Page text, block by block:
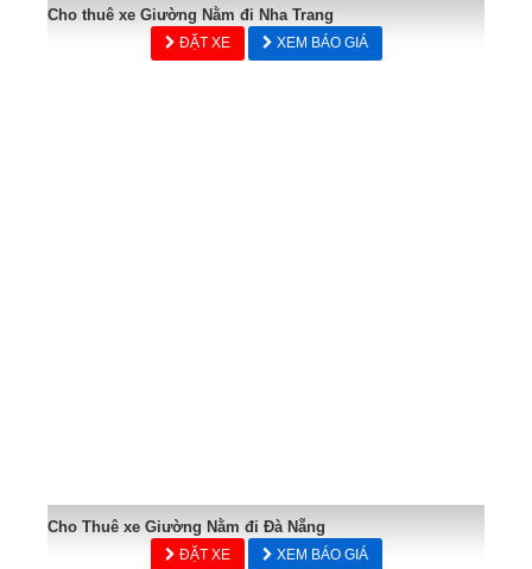
Cho thuê xe Giường Nằm đi Nha Trang
ĐẶT XE XEM BÁO GIÁ
Cho Thuê xe Giường Nằm đi Đà Nẵng
ĐẶT XE XEM BÁO GIÁ